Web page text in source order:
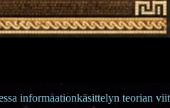
informaationkäsittelyn teorian